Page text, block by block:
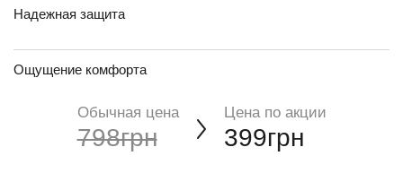
Надежная защита
Ощущение комфорта
Обычная цена
798грн
Цена по акции
399грн